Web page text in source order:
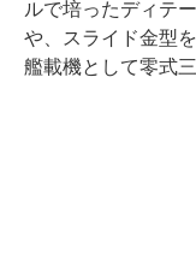
ルで培ったディテ
や、スライド金型
艦載機として零式